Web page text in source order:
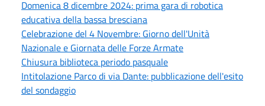
Domenica 8 dicembre 2024: prima gara di robotica
educativa della bassa bresciana
Celebrazione del 4 Novembre: Giorno dell'Unità
Nazionale e Giornata delle Forze Armate
Chiusura biblioteca periodo pasquale
Intitolazione Parco di via Dante: pubblicazione dell'esito
del sondaggio